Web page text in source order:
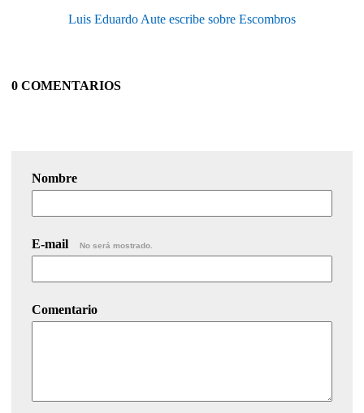
Luis Eduardo Aute escribe sobre Escombros
0 COMENTARIOS
Nombre
E-mail No será mostrado.
Comentario